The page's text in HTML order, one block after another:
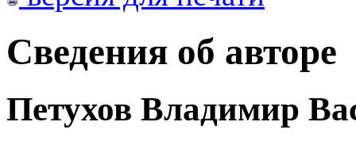
Сведения об авторе
Петухов Владимир